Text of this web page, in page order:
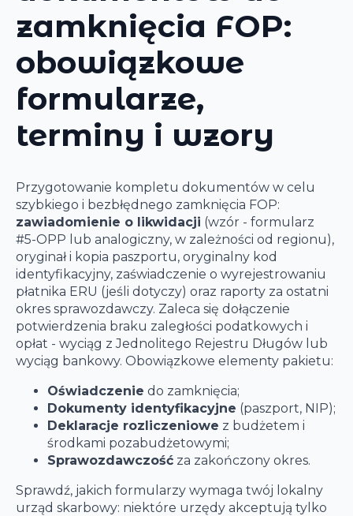
zamknięcia FOP:
obowiązkowe
formularze,
terminy i wzory
Przygotowanie kompletu dokumentów w celu
szybkiego i bezbłędnego zamknięcia FOP:
zawiadomienie o likwidacji (wzór - formularz
#5-OPP lub analogiczny, w zależności od regionu),
oryginał i kopia paszportu, oryginalny kod
identyfikacyjny, zaświadczenie o wyrejestrowaniu
płatnika ERU (jeśli dotyczy) oraz raporty za ostatni
okres sprawozdawczy. Zaleca się dołączenie
potwierdzenia braku zaległości podatkowych i
opłat - wyciąg z Jednolitego Rejestru Długów lub
wyciąg bankowy. Obowiązkowe elementy pakietu:
Oświadczenie do zamknięcia;
Dokumenty identyfikacyjne (paszport, NIP);
Deklaracje rozliczeniowe z budżetem i
środkami pozabudżetowymi;
Sprawozdawczość za zakończony okres.
Sprawdź, jakich formularzy wymaga twój lokalny
urząd skarbowy: niektóre urzędy akceptują tylko